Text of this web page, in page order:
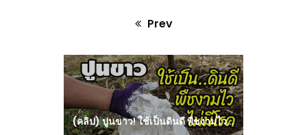
Prev
Previous
post:
(คลิป) ปูนขาว! ใช้เป็นดินดี พืชงามไว แต่หากใช้แบบผิดๆก็อาจส่งผลเสียต่อพืชได้นะครับ : วีดีโอ เกษตร